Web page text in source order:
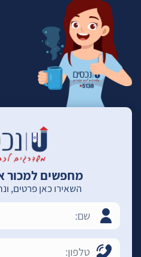
מחפשים למכור
השאירו כאן פרטים,